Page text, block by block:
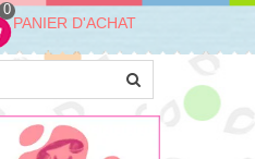
0
PANIER D'ACHAT